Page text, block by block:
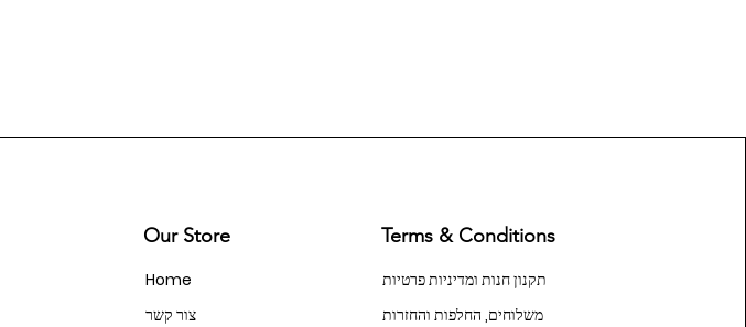
Our Store
Home
צור קשר
Terms & Conditions
תקנון חנות ומדיניות פרטיות
משלוחים, החלפות והחזרות